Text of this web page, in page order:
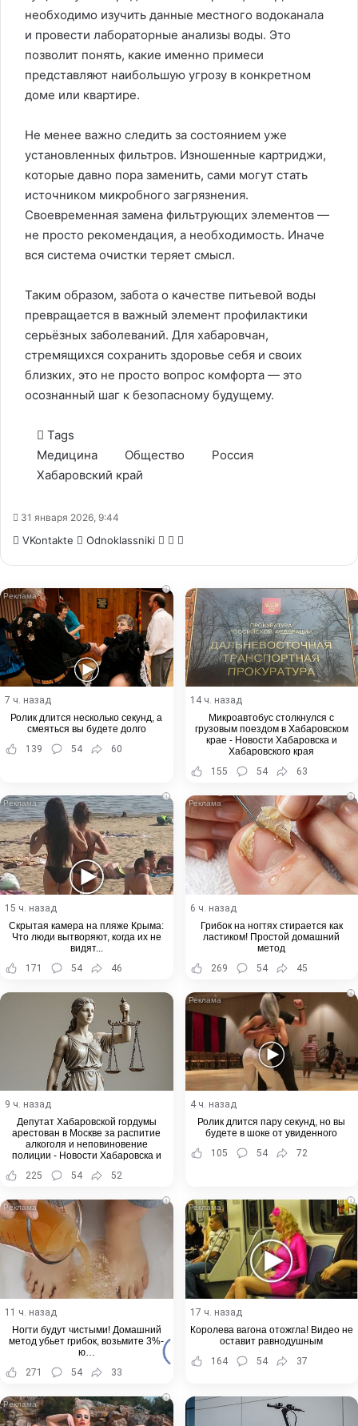
необходимо изучить данные местного водоканала
и провести лабораторные анализы воды. Это
позволит понять, какие именно примеси
представляют наибольшую угрозу в конкретном
доме или квартире.
Не менее важно следить за состоянием уже
установленных фильтров. Изношенные картриджи,
которые давно пора заменить, сами могут стать
источником микробного загрязнения.
Своевременная замена фильтрующих элементов —
не просто рекомендация, а необходимость. Иначе
вся система очистки теряет смысл.
Таким образом, забота о качестве питьевой воды
превращается в важный элемент профилактики
серьёзных заболеваний. Для хабаровчан,
стремящихся сохранить здоровье себя и своих
близких, это не просто вопрос комфорта — это
осознанный шаг к безопасному будущему.
Tags
Медицина
Общество
Россия
Хабаровский край
31 января 2026, 9:44
VKontakte Odnoklassniki WhatsApp
Telegram
i
7 ч. назад
Ролик длится несколько секунд, а
смеяться вы будете долго
139
54 60
14 ч. назад
Микроавтобус столкнулся с
грузовым поездом в Хабаровском
крае - Новости Хабаровска и
Хабаровского края
155
54 63
i
15 ч. назад
Скрытая камера на пляже Крыма:
Что люди вытворяют, когда их не
видят...
171
54 46
i
6 ч. назад
Грибок на ногтях стирается как
ластиком! Простой домашний
метод
269
54 45
9 ч. назад
Депутат Хабаровской гордумы
арестован в Москве за распитие
алкоголя и неповиновение
полиции - Новости Хабаровска и
225 54 52
i
4 ч. назад
Ролик длится пару секунд, но вы
будете в шоке от увиденного
105
54 72
i
11 ч. назад
Ногти будут чистыми! Домашний
метод убьет грибок, возьмите 3%-
ю…
271
54 33
i
17 ч. назад
Королева вагона отожгла! Видео не
оставит равнодушным
164
54 37
i